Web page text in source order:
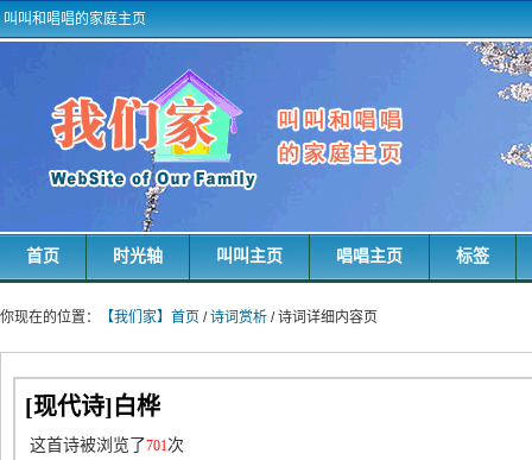
叫叫和唱唱的家庭主页
首页 时光轴 叫叫主页 唱唱主页 标签
你现在的位置： 【我们家】首页 /诗词赏析 / 诗词详细内容页
[现代诗]白桦
这首诗被浏览了701次